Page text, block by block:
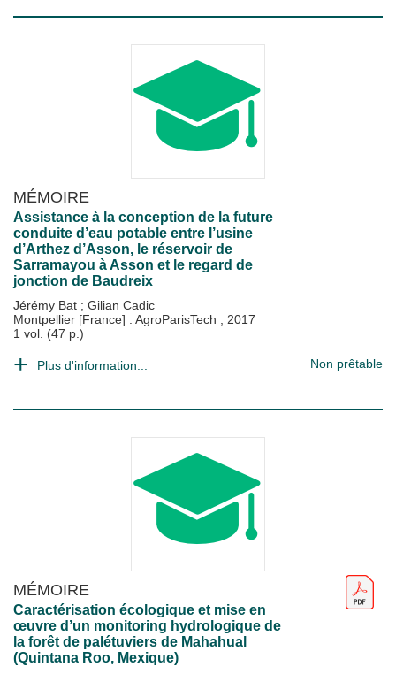
MÉMOIRE
Assistance à la conception de la future
conduite d’eau potable entre l’usine
d’Arthez d’Asson, le réservoir de
Sarramayou à Asson et le regard de
jonction de Baudreix
Jérémy Bat ; Gilian Cadic
Montpellier [France] : AgroParisTech ; 2017
1 vol. (47 p.)
Plus d'information... Non prêtable
MÉMOIRE
Caractérisation écologique et mise en
œuvre d’un monitoring hydrologique de
la forêt de palétuviers de Mahahual
(Quintana Roo, Mexique)